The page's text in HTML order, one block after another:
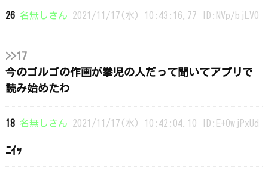
26 名無しさん 2021/11/17(水) 10:43:16.77 ID:NVp/bjLV0
>>17
今のゴルゴの作画が拳児の人だって聞いてアプリで
読み始めたわ
18 名無しさん 2021/11/17(水) 10:42:04.10 ID:E+0wjPxUd
ﾆｲｯ